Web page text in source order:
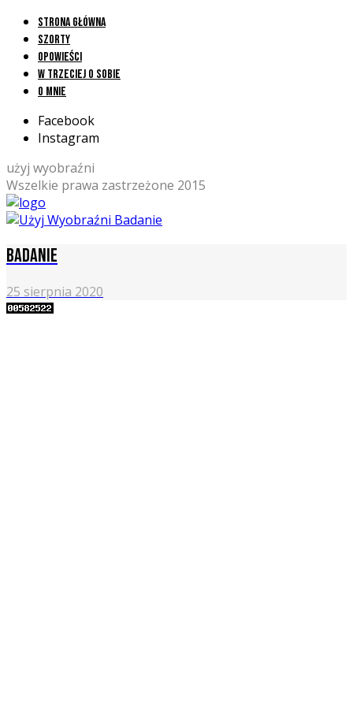
Strona główna
Szorty
Opowieści
W trzeciej o sobie
O mnie
Facebook
Instagram
użyj wyobraźni
Wszelkie prawa zastrzeżone 2015
Badanie
25 sierpnia 2020